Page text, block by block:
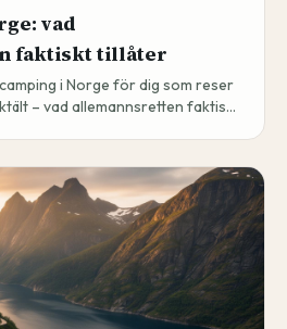
vad
faktiskt tillåter
i Norge för dig som reser
– vad allemannsretten faktiskt